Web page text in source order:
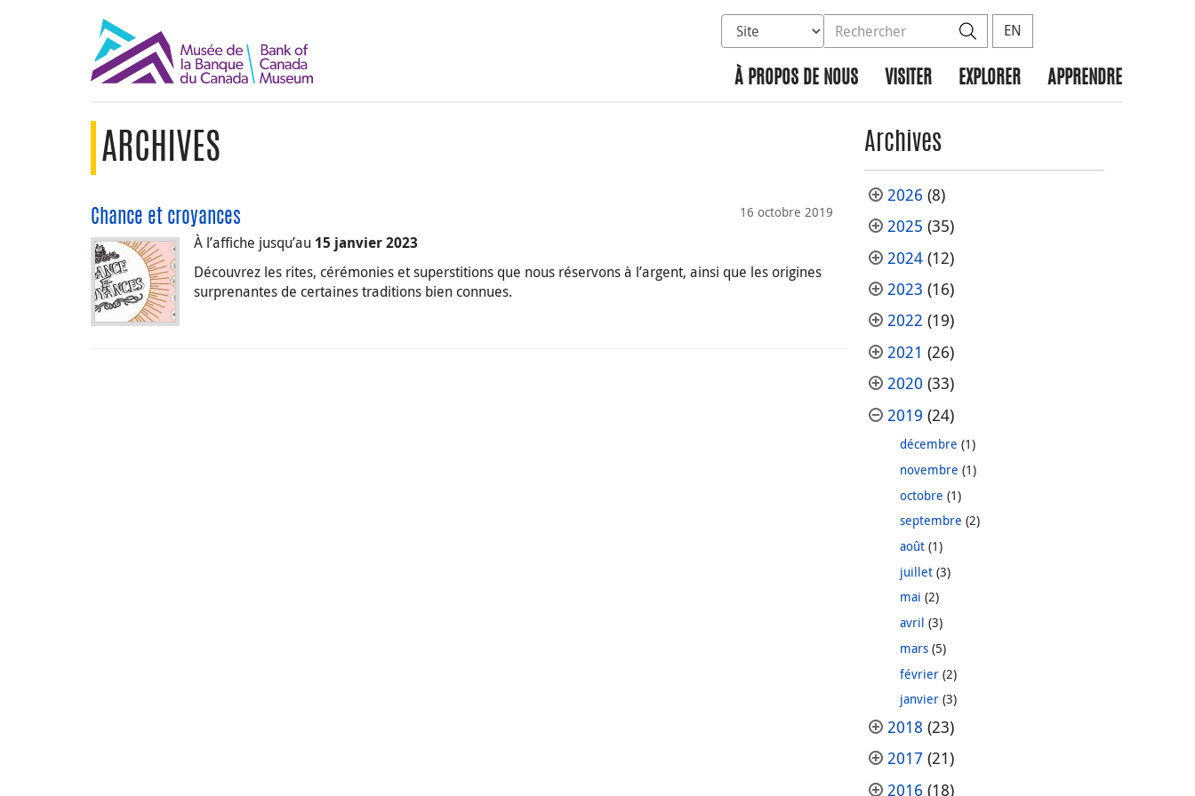
Sélectionnez la base de données à rechercher
Rechercher dans le site Rechercher
EN
À PROPOS DE NOUS VISITER EXPLORER APPRENDRE
ARCHIVES
16 octobre 2019
Chance et croyances
À l’affiche jusqu’au 15 janvier 2023
Découvrez les rites, cérémonies et superstitions que nous réservons à l’argent, ainsi que les origines
surprenantes de certaines traditions bien connues.
Archives
2026 (8)
2025 (35)
2024(12)
2023 (16)
2022 (19)
2021 (26)
2020 (33)
2019 (24)
décembre (1)
novembre (1)
octobre (1)
septembre (2)
août(1)
juillet(3)
mai (2)
avril (3)
mars(5)
février(2)
janvier(3)
2018 (23)
2017 (21)
2016 (18)